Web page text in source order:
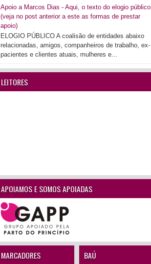
Apoio a Marcos Dias - Aqui, o texto do elogio público
(veja no post anterior a este as formas de prestar
apoio)
ELOGIO PÚBLICO A coalisão de entidades abaixo
relacionadas, amigos, companheiros de trabalho, ex-
pacientes e clientes atuais, mulheres e...
LEITORES
APOIAMOS E SOMOS APOIADAS
MARCADORES BAÚ